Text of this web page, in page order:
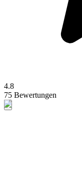
4.8
75 Bewertungen